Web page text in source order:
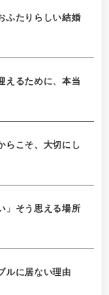
ふたりらしい結婚
えるために、本当
らこそ、大切にし
」そう思える場所
ルに居ない理由